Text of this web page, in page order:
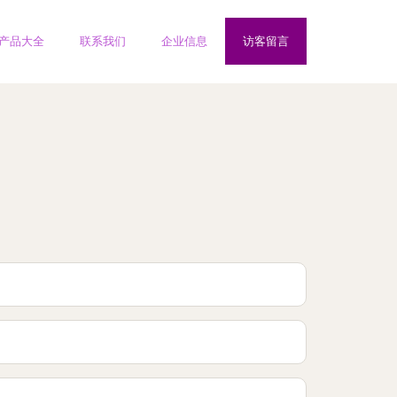
产品大全 联系我们 企业信息 访客留言